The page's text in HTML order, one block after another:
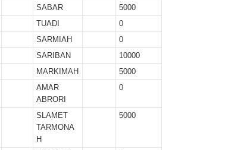
SABAR
5000
TUADI
0
SARMIAH
0
SARIBAN
10000
MARKIMAH
5000
AMAR
ABRORI
0
SLAMET
TARMONA
H
5000